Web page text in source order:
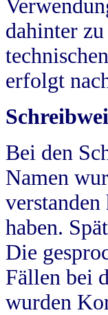
dahinter
erfolgt
Bei den
Namen
verstanden
haben.
Die
Fällen bei
wurden